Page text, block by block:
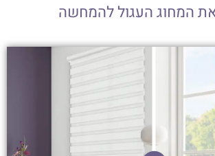
את המחוג העגול להמחשה